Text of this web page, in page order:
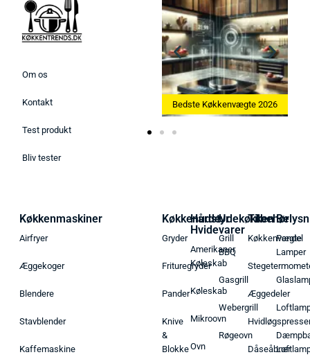
Om os
Kontakt
Test produkt
Bliv tester
Bedste Ismaskine 2026 Bedste Køkkenvægte 2026
Køkkenmaskiner
Airfryer
Æggekoger
Blendere
Stavblender
Kaffemaskine
Køkkenudstyr
Gryder
Frituregryder
Pander
Knive
&
Blokke
Hårde
Hvidevarer
Amerikaner
Køleskab
Køleskab
Mikroovn
Ovn
Udekøkken
Grill
BBQ
Gasgrill
Webergrill
Røgeovn
Tilbehør
Køkkenvægte
Æggedeler
Dåseåbner
Pendel
Lamper